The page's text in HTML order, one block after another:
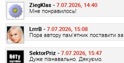
ZiegKlas - 7.07.2026, 14:40
Мне понравилось!
LrrrB - 7.07.2026, 15:08
Пора автору пам'ятник поставити
SektorPriz - 7.07.2026, 15:47
Дуже пізнавально. Дякуємо.